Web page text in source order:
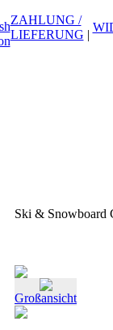
ZAHLUNG /
LIEFERUNG |
Ski & Snowboard
Großansicht